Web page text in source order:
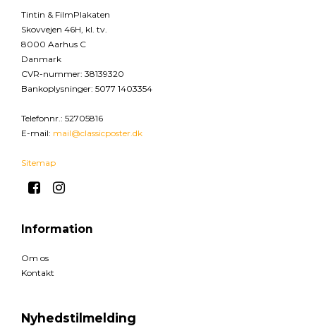
Tintin & FilmPlakaten
Skovvejen 46H, kl. tv.
8000 Aarhus C
Danmark
CVR-nummer: 38139320
Bankoplysninger: 5077 1403354
Telefonnr. : 52705816
E-mail: mail@classicposter.dk
Sitemap
Information
Om os
Kontakt
Nyhedstilmelding